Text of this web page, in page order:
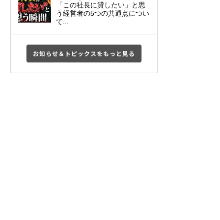
「この社長に貸したい」と思
う経営者の5つの共通点につい
て...
お知らせ＆トピックスをもっと見る